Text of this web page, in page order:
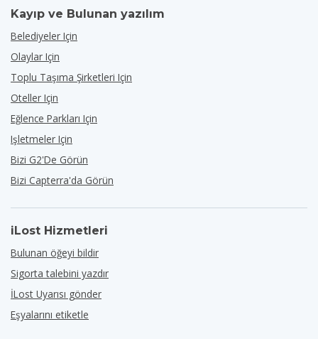
Kayıp ve Bulunan yazılım
Belediyeler Için
Olaylar Için
Toplu Taşıma Şirketleri Için
Oteller Için
Eğlence Parkları Için
Işletmeler Için
Bizi G2'de Görün
Bizi Capterra'da Görün
iLost Hizmetleri
Bulunan öğeyi bildir
Sigorta talebini yazdır
İLost Uyarısı gönder
Eşyalarını etiketle